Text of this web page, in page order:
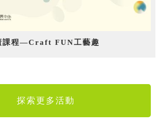
課程—Craft FUN工藝趣
探索更多活動